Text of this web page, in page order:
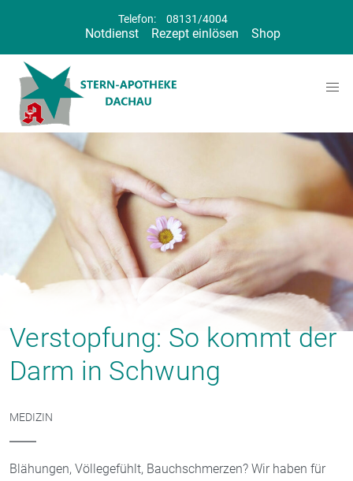
Telefon: 08131/4004
Notdienst Rezept einlösen Shop
Verstopfung: So kommt der
Darm in Schwung
MEDIZIN
Blähungen, Völlegefühlt, Bauchschmerzen? Wir haben für